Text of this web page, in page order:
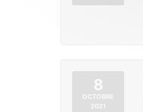
8
OCTOBRE
2021